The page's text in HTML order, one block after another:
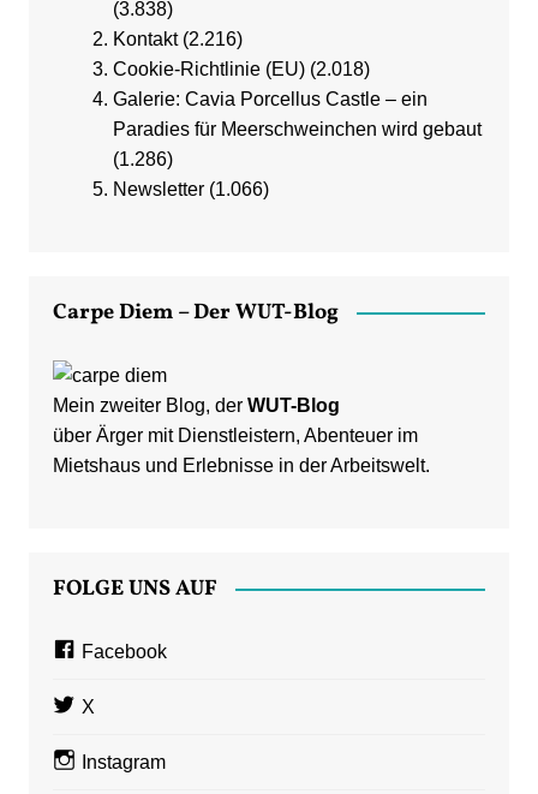
(3.838)
Kontakt (2.216)
Cookie-Richtlinie (EU) (2.018)
Galerie: Cavia Porcellus Castle – ein
Paradies für Meerschweinchen wird gebaut
(1.286)
Newsletter (1.066)
Carpe Diem – Der WUT-Blog
Mein zweiter Blog, der WUT-Blog
über Ärger mit Dienstleistern, Abenteuer im
Mietshaus und Erlebnisse in der Arbeitswelt.
FOLGE UNS AUF
Facebook
X
Instagram